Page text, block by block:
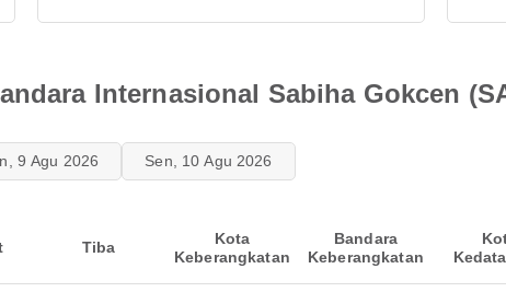
Internasional Sabiha Gokcen
9 Agu 2026 Sen, 10 Agu 2026
Tiba
Kota
Keberangkatan
Bandara
Keberangkatan